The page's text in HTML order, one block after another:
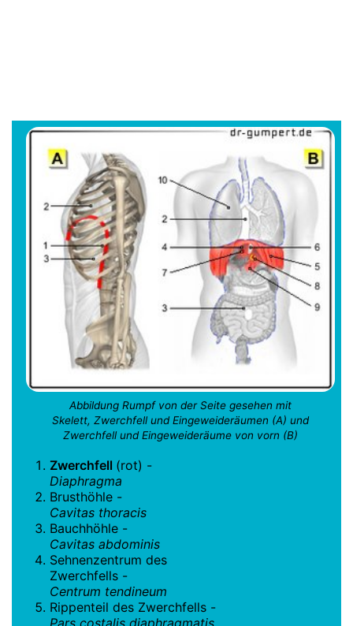
Abbildung Rumpf von der Seite gesehen mit
Skelett, Zwerchfell und Eingeweideräumen (A) und
Zwerchfell und Eingeweideräume von vorn (B)
Zwerchfell (rot) -
Diaphragma
Brusthöhle -
Cavitas thoracis
Bauchhöhle -
Cavitas abdominis
Sehnenzentrum des
Zwerchfells -
Centrum tendineum
Rippenteil des Zwerchfells -